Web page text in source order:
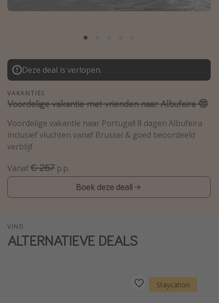
Thailand
Madeira
Egypte
Bali
Type vakantie
Overzicht
Weekendje weg
Autoverhuur
Groepsreizen
Single reizen
Zonvakanties
Deze deal is verlopen.
VAKANTIES
Voordelige vakantie met vrienden naar Albufeira 😎
Voordelige vakantie naar Portugal! 8 dagen Albufeira
inclusief vluchten vanaf Brussel & goed beoordeeld
verblijf
Vanaf€ 267 p.p.
Boek deze deal!
VIND
ALTERNATIEVE DEALS
Staycation